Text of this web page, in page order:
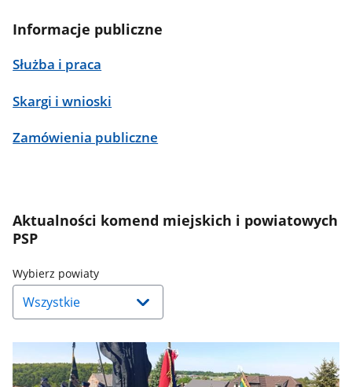
Informacje publiczne
Służba i praca
Skargi i wnioski
Zamówienia publiczne
Aktualności komend miejskich i powiatowych
PSP
Wybierz powiatyNaciśnij
strzałkę
dół,
aby
wybrać
odpowiednią